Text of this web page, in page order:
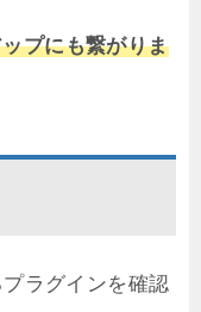
プにも繋がりま
ラグインを確認